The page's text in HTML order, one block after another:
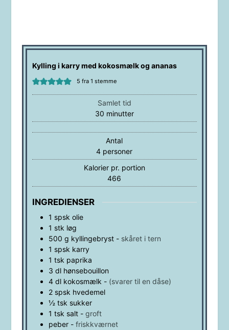
Kylling i karry med kokosmælk og ananas
5 fra 1 stemme
Samlet tid
30minutter
minutter
Antal
4 personer
Kalorier pr. portion
466
INGREDIENSER
1 spsk olie
1 stk løg
500 g kyllingebryst- skåret i tern
1 spsk karry
1 tsk paprika
3 dl hønsebouillon
4 dl kokosmælk - (svarer til en dåse)
2 spsk hvedemel
½ tsk sukker
1 tsk salt- groft
peber- friskkværnet